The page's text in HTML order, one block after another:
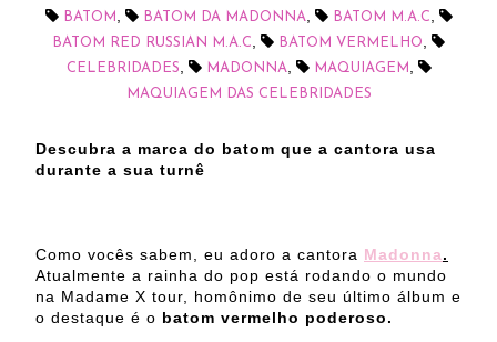
BATOM BATOM DA MADONNA BATOM M.A.C
BATOM RED RUSSIAN M.A.C BATOM VERMELHO
CELEBRIDADES MADONNA MAQUIAGEM
MAQUIAGEM DAS CELEBRIDADES
Descubra a marca do batom que a cantora usa
durante a sua turnê
Como vocês sabem, eu adoro a cantora Madonna.
Atualmente a rainha do pop está rodando o mundo
na Madame X tour, homônimo de seu último álbum e
o destaque é o batom vermelho poderoso.